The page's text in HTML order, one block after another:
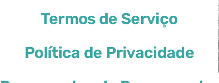
Termos de Serviço
Política de Privacidade